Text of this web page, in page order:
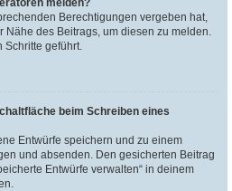
melden?
Berechtigungen vergeben hat,
Nähe des Beitrags, um diesen zu melden.
Schritte geführt.
beim Schreiben eines
Entwürfe speichern und zu einem
und absenden. Den gesicherten Beitrag
Entwürfe verwalten“ in deinem